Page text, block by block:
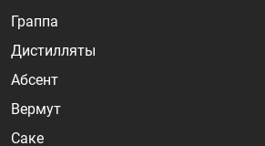
Граппа
Дистилляты
Абсент
Вермут
Саке